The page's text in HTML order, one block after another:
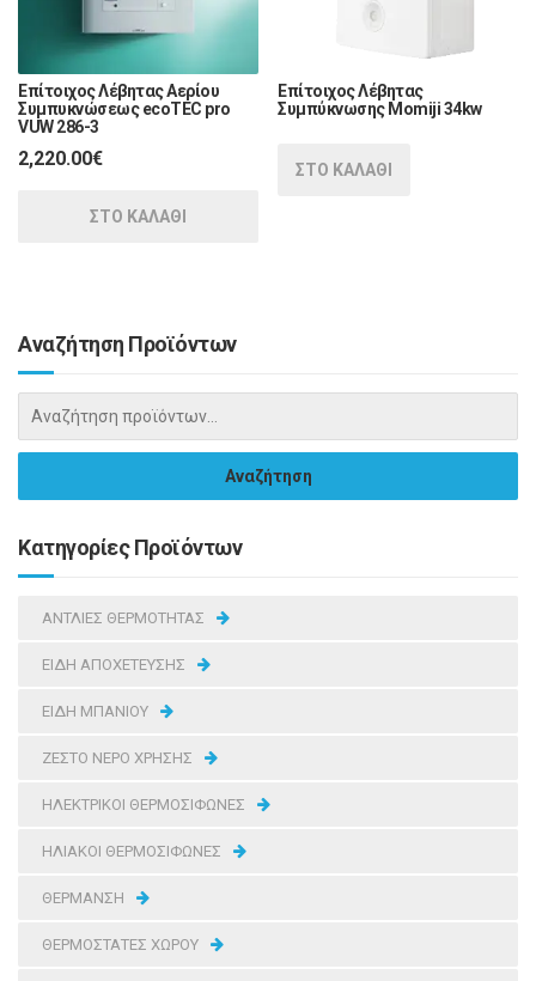
Επίτοιχος Λέβητας Αερίου
Συμπυκνώσεως ecoTEC pro
VUW 286-3
2,220.00€
ΣΤΟ ΚΑΛΑΘΙ
Επίτοιχος Λέβητας
Συμπύκνωσης Momiji 34kw
ΣΤΟ ΚΑΛΑΘΙ
Αναζήτηση Προϊόντων
Κατηγορίες Προϊόντων
ΑΝΤΛΙΕΣ ΘΕΡΜΟΤΗΤΑΣ
ΕΙΔΗ ΑΠΟΧΕΤΕΥΣΗΣ
ΕΙΔΗ ΜΠΑΝΙΟΥ
ΖΕΣΤΟ ΝΕΡΟ ΧΡΗΣΗΣ
ΗΛΕΚΤΡΙΚΟΙ ΘΕΡΜΟΣΙΦΩΝΕΣ
ΗΛΙΑΚΟΙ ΘΕΡΜΟΣΙΦΩΝΕΣ
ΘΕΡΜΑΝΣΗ
ΘΕΡΜΟΣΤΑΤΕΣ ΧΩΡΟΥ